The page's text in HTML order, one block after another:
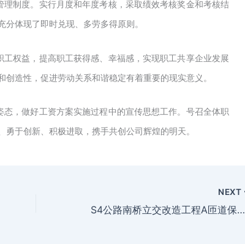
制度。实行月度和年度考核，采取绩效考核奖金和考核结
体现了即时兑现、多劳多得原则。
权益，提高职工获得感、幸福感，实现职工共享企业发展
创造性， 促进劳动关系和谐稳定有着重要的现实意义。
，做好工资方案实施过程中的宣传思想工作。号召全体职
于创新、积极进取，携手共创公司辉煌的明天。
NEXT
S4公路南桥立交改造工程A匝道保通桥开放交通